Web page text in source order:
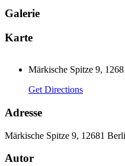
Galerie
Karte
Märkische Spitze 9,
Get Directions
Adresse
Märkische Spitze 9, 12681
Autor